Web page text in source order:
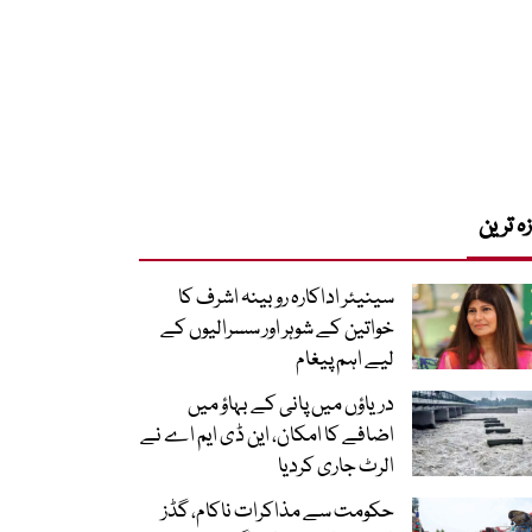
ترین
سینیئر اداکارہ روبینہ اشرف کا
خواتین کے شوہر اور سسرالیوں کے
لیے اہم پیغام
دریاؤں میں پانی کے بہاؤ میں
اضافے کا امکان، این ڈی ایم اے نے
الرٹ جاری کردیا
حکومت سے مذاکرات ناکام، گڈز